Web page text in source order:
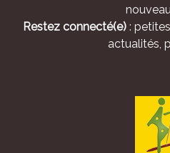
Restez connecté(e):
actualités,